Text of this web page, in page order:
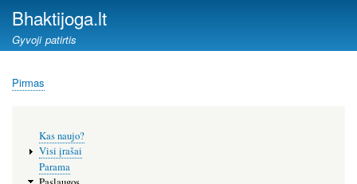
Bhaktijoga.lt
Gyvoji patirtis
Kelias
Pirmas
meniu
Kas naujo?
Visi įrašai
Parama